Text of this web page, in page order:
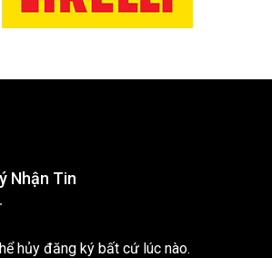
Nhận Tin
hủy đăng ký bất cứ lúc nào.